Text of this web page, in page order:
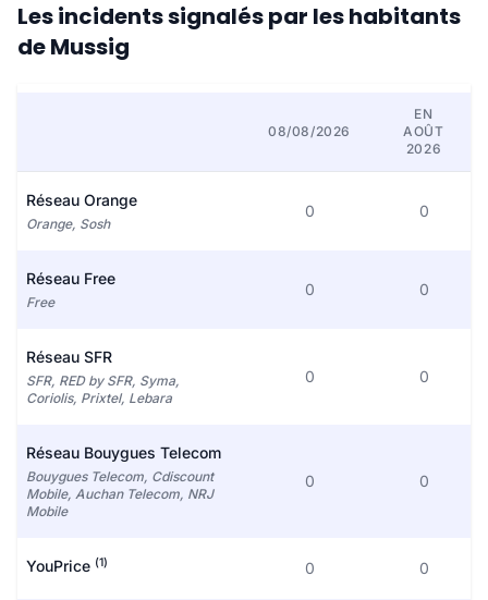
Les incidents signalés par les habitants
de Mussig
08/08/2026
EN
AOÛT
2026
Réseau Orange
Orange, Sosh
0 0
Réseau Free
Free
0 0
Réseau SFR
SFR, RED by SFR, Syma,
Coriolis, Prixtel, Lebara
0 0
Réseau Bouygues Telecom
Bouygues Telecom, Cdiscount
Mobile, Auchan Telecom, NRJ
Mobile
0 0
YouPrice (1) 0 0